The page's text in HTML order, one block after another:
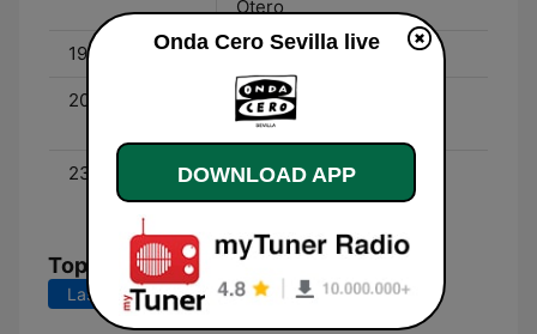
Otero
19:00 - 20:00 La Brújula de Andalucía
20:00 - 23:30
La Brújula - Con Juan
Ramón Lucas
23:30 - 00:00
El Transistor - Con José
Ramón de la Morena
Top Songs
Last 7 days Last 30 days
Onda Cero Sevilla live
DOWNLOAD APP